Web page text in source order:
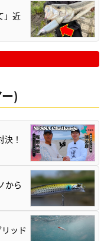
」近
)
！
から
ッド